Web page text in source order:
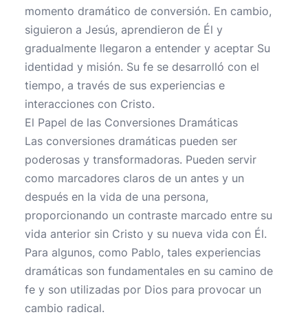
momento dramático de conversión. En cambio,
siguieron a Jesús, aprendieron de Él y
gradualmente llegaron a entender y aceptar Su
identidad y misión. Su fe se desarrolló con el
tiempo, a través de sus experiencias e
interacciones con Cristo.
El Papel de las Conversiones Dramáticas
Las conversiones dramáticas pueden ser
poderosas y transformadoras. Pueden servir
como marcadores claros de un antes y un
después en la vida de una persona,
proporcionando un contraste marcado entre su
vida anterior sin Cristo y su nueva vida con Él.
Para algunos, como Pablo, tales experiencias
dramáticas son fundamentales en su camino de
fe y son utilizadas por Dios para provocar un
cambio radical.